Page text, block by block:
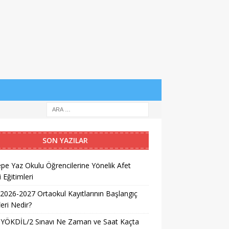
SON YAZILAR
Yaz Okulu Öğrencilerine Yönelik Afet
Eğitimleri
2027 Ortaokul Kayıtlarının Başlangıç
Nedir?
2 Sınavı Ne Zaman ve Saat Kaçta